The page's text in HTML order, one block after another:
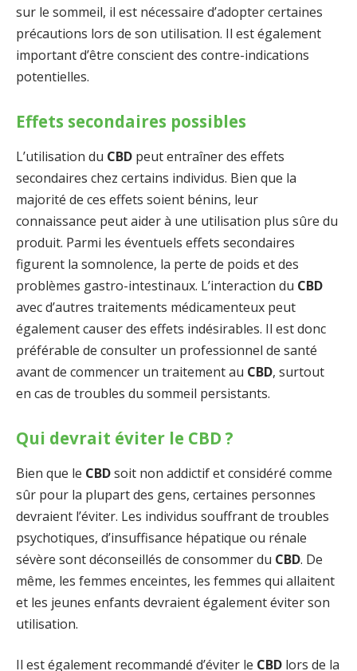
sur le sommeil, il est nécessaire d’adopter certaines
précautions lors de son utilisation. Il est également
important d’être conscient des contre-indications
potentielles.
Effets secondaires possibles
L’utilisation du CBD peut entraîner des effets
secondaires chez certains individus. Bien que la
majorité de ces effets soient bénins, leur
connaissance peut aider à une utilisation plus sûre du
produit. Parmi les éventuels effets secondaires
figurent la somnolence, la perte de poids et des
problèmes gastro-intestinaux. L’interaction du CBD
avec d’autres traitements médicamenteux peut
également causer des effets indésirables. Il est donc
préférable de consulter un professionnel de santé
avant de commencer un traitement au CBD, surtout
en cas de troubles du sommeil persistants.
Qui devrait éviter le CBD ?
Bien que le CBDsoit non addictif et considéré comme
sûr pour la plupart des gens, certaines personnes
devraient l’éviter. Les individus souffrant de troubles
psychotiques, d’insuffisance hépatique ou rénale
sévère sont déconseillés de consommer du CBD. De
même, les femmes enceintes, les femmes qui allaitent
et les jeunes enfants devraient également éviter son
utilisation.
Il est également recommandé d’éviter le CBD lors de la